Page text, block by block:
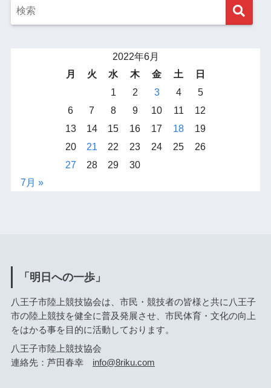
2022年6月
月
火 水 木 金 土
日
1
2 3 4
5
6
7 8 9 10 11
12
13
14 15 16 17 18
19
20
21 22 23 24 25
26
27
28 29
30
7月 »
「明日への一歩」
八王子市陸上競技協会は、市民・競技者の皆様と共に八王子
市の陸上競技を健全に普及発展させ、市民体育・文化の向上
をはかる事を目的に活動しております。
八王子市陸上競技協会
連絡先：芦田春幸 info@8riku.com